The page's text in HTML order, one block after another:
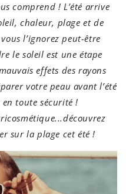
comprend ! L’été arrive
chaleur, plage et de
l’ignorez peut-être
le soleil est une étape
effets des rayons
votre peau avant l’été
toute sécurité !
sur la plage cet été !